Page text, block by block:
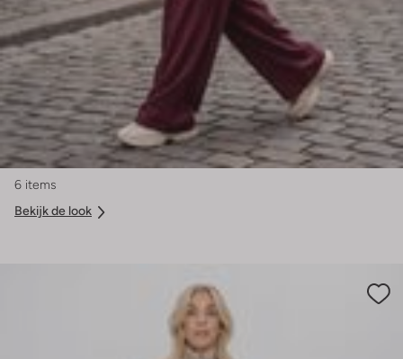
6 items
Bekijk de look